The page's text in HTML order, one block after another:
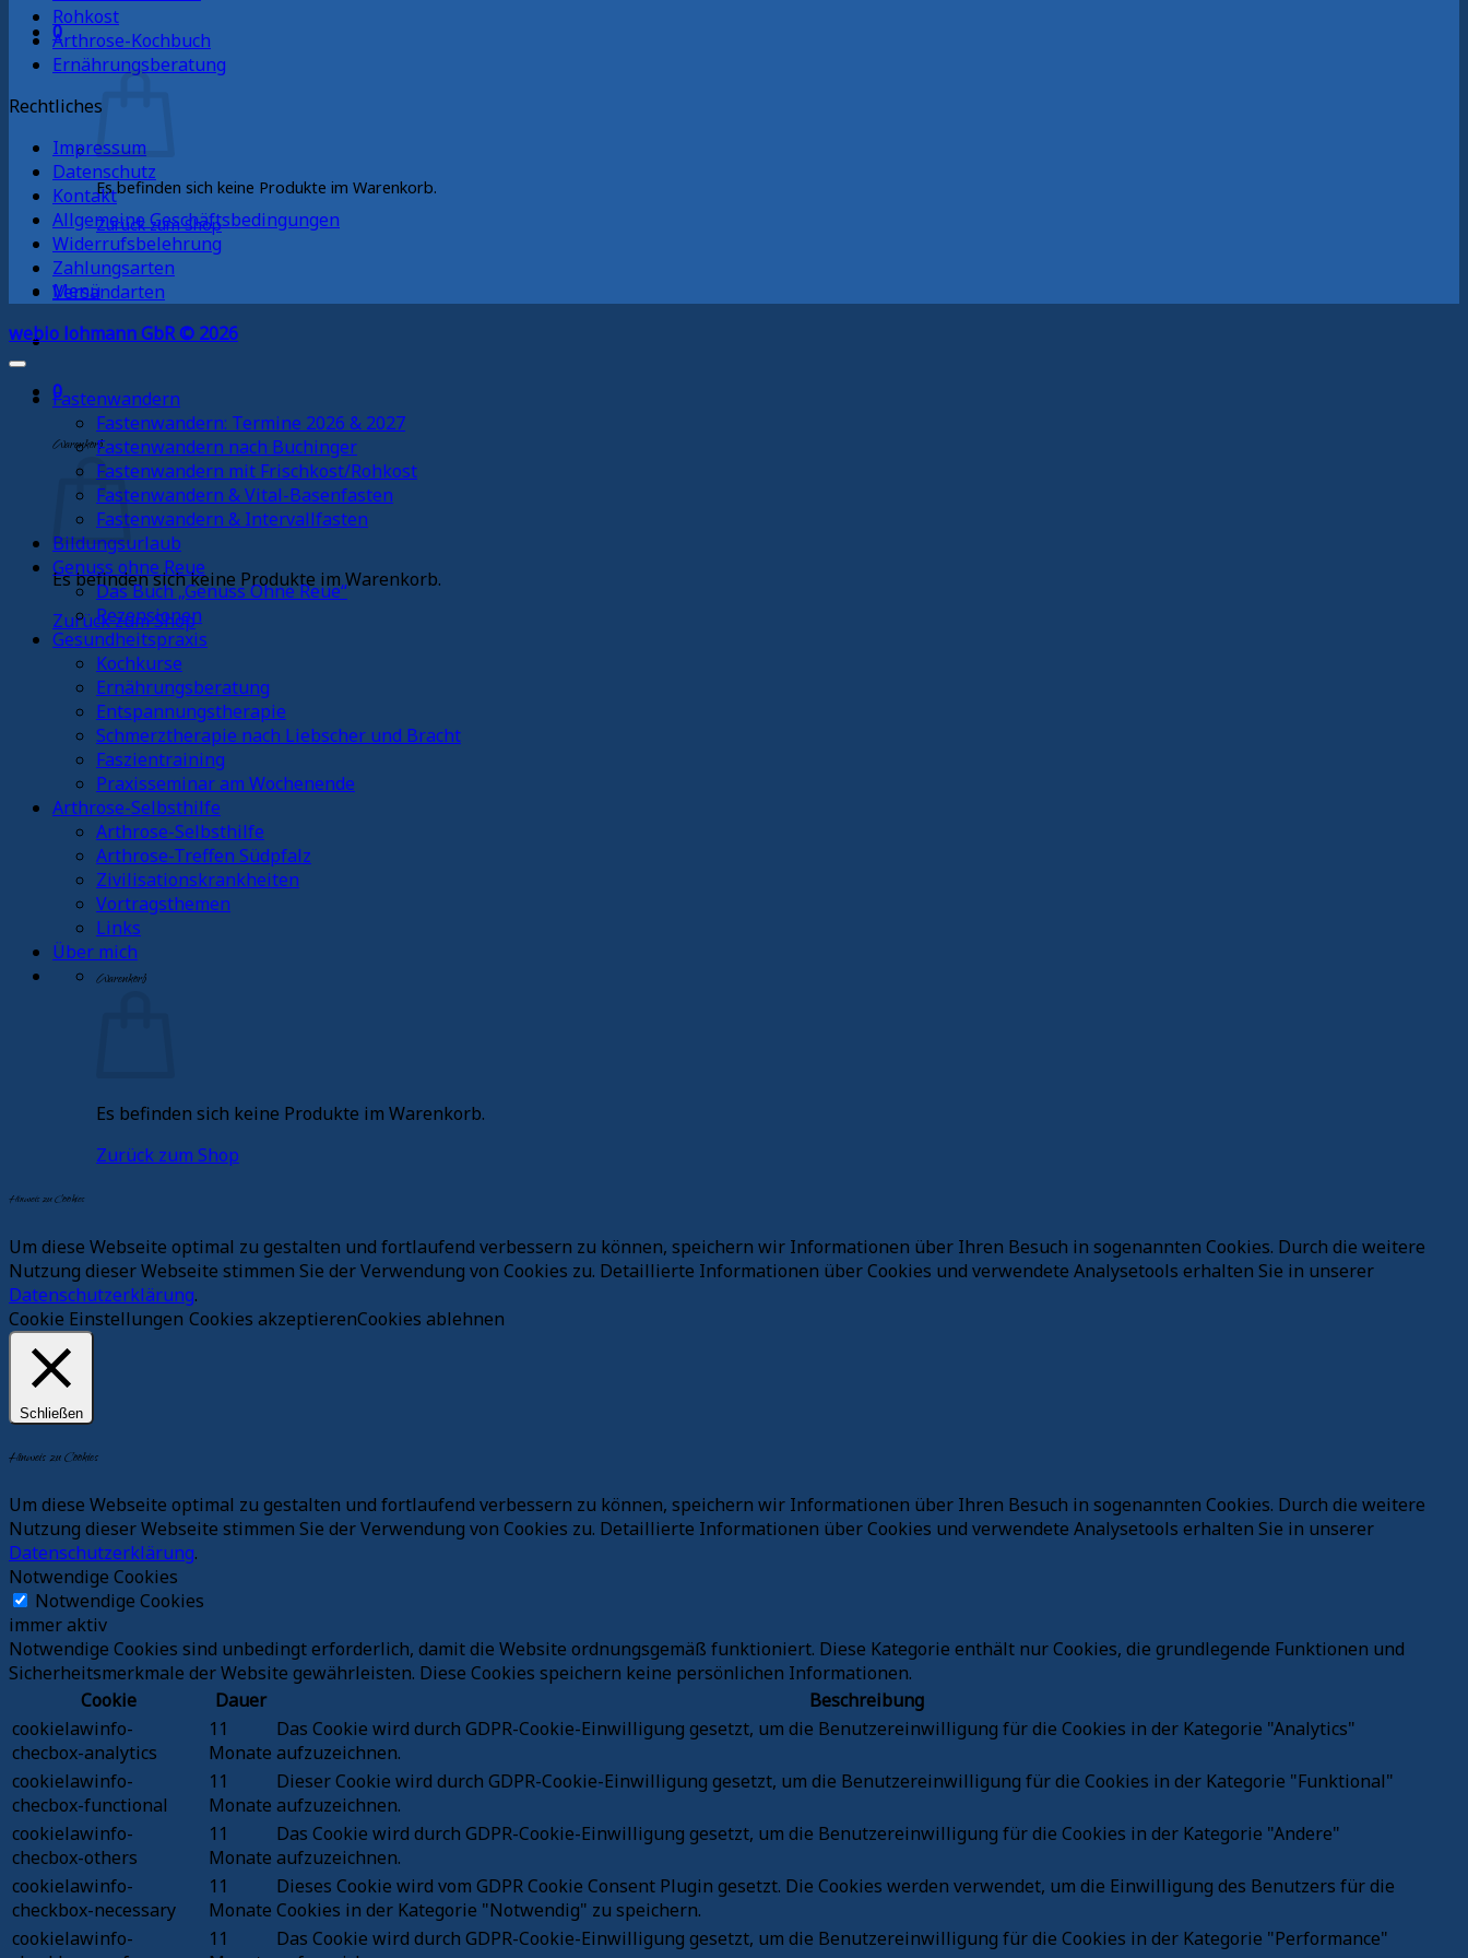
0
Es befinden sich keine Produkte im Warenkorb.
Zurück zum Shop
Menü
0
Warenkorb
Es befinden sich keine Produkte im Warenkorb.
Zurück zum Shop
Rohkost
Arthrose-Kochbuch
Ernährungsberatung
Rechtliches
Impressum
Datenschutz
Kontakt
Allgemeine Geschäftsbedingungen
Widerrufsbelehrung
Zahlungsarten
Versandarten
webio lohmann GbR © 2026
Fastenwandern
Fastenwandern: Termine 2026 & 2027
Fastenwandern nach Buchinger
Fastenwandern mit Frischkost/Rohkost
Fastenwandern & Vital-Basenfasten
Fastenwandern & Intervallfasten
Bildungsurlaub
Genuss ohne Reue
Das Buch „Genuss Ohne Reue“
Rezensionen
Gesundheitspraxis
Kochkurse
Ernährungsberatung
Entspannungstherapie
Schmerztherapie nach Liebscher und Bracht
Faszientraining
Praxisseminar am Wochenende
Arthrose-Selbsthilfe
Arthrose-Selbsthilfe
Arthrose-Treffen Südpfalz
Zivilisationskrankheiten
Vortragsthemen
Links
Über mich
Warenkorb
Es befinden sich keine Produkte im Warenkorb.
Zurück zum Shop
Hinweis zu Cookies
Um diese Webseite optimal zu gestalten und fortlaufend verbessern zu können, speichern wir Informationen über Ihren Besuch in sogenannten Cookies. Durch die weitere
Nutzung dieser Webseite stimmen Sie der Verwendung von Cookies zu. Detaillierte Informationen über Cookies und verwendete Analysetools erhalten Sie in unserer
Datenschutzerklärung.
Cookie Einstellungen Cookies akzeptierenCookies ablehnen
Schließen
Hinweis zu Cookies
Um diese Webseite optimal zu gestalten und fortlaufend verbessern zu können, speichern wir Informationen über Ihren Besuch in sogenannten Cookies. Durch die weitere
Nutzung dieser Webseite stimmen Sie der Verwendung von Cookies zu. Detaillierte Informationen über Cookies und verwendete Analysetools erhalten Sie in unserer
Datenschutzerklärung.
Notwendige Cookies
Notwendige Cookies
immer aktiv
Notwendige Cookies sind unbedingt erforderlich, damit die Website ordnungsgemäß funktioniert. Diese Kategorie enthält nur Cookies, die grundlegende Funktionen und
Sicherheitsmerkmale der Website gewährleisten. Diese Cookies speichern keine persönlichen Informationen.
Cookie
Dauer
Beschreibung
cookielawinfo-
checbox-analytics
11
Monate
Das Cookie wird durch GDPR-Cookie-Einwilligung gesetzt, um die Benutzereinwilligung für die Cookies in der Kategorie "Analytics"
aufzuzeichnen.
cookielawinfo-
checbox-functional
11
Monate
Dieser Cookie wird durch GDPR-Cookie-Einwilligung gesetzt, um die Benutzereinwilligung für die Cookies in der Kategorie "Funktional"
aufzuzeichnen.
cookielawinfo-
checbox-others
11
Monate
Das Cookie wird durch GDPR-Cookie-Einwilligung gesetzt, um die Benutzereinwilligung für die Cookies in der Kategorie "Andere"
aufzuzeichnen.
cookielawinfo-
checkbox-necessary
11
Monate
Dieses Cookie wird vom GDPR Cookie Consent Plugin gesetzt. Die Cookies werden verwendet, um die Einwilligung des Benutzers für die
Cookies in der Kategorie "Notwendig" zu speichern.
cookielawinfo-
11
Das Cookie wird durch GDPR-Cookie-Einwilligung gesetzt, um die Benutzereinwilligung für die Cookies in der Kategorie "Performance"
Gesundheitspraxis Hammerschmidt
100
%
SEHR GUT